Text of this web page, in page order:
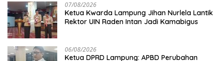
07/08/2026
Ketua Kwarda Lampung Jihan Nurlela Lantik
Rektor UIN Raden Intan Jadi Kamabigus
06/08/2026
Ketua DPRD Lampung: APBD Perubahan